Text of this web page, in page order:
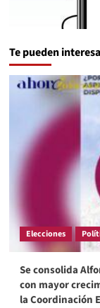
Te pueden
Elecciones
Se consolida
con mayor
la Coordinación